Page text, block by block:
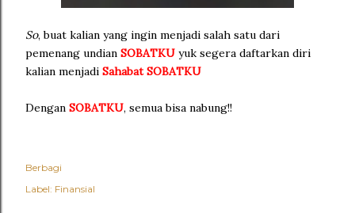
So, buat kalian yang ingin menjadi salah satu dari
pemenang undian SOBATKU yuk segera daftarkan diri
kalian menjadi Sahabat SOBATKU
Dengan SOBATKU, semua bisa nabung!!
Berbagi
Label: Finansial